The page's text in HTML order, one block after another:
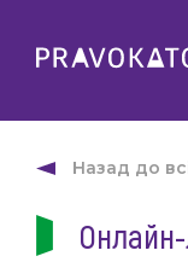
Про клуб
PRAVOKATOR.Київ
Напрямки
Заходи
Назад до
Онлайн-